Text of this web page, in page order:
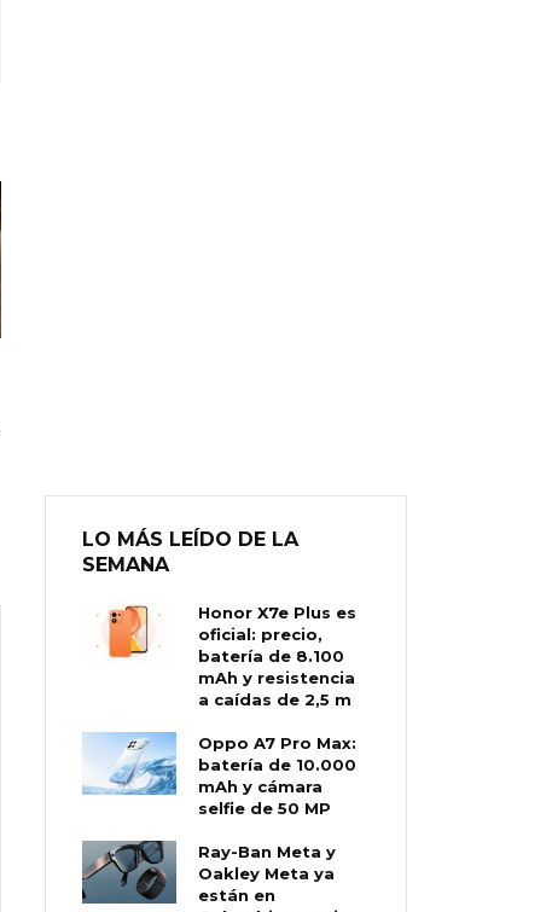
LO MÁS LEÍDO DE LA
SEMANA
Honor X7e Plus es
oficial: precio,
batería de 8.100
mAh y resistencia
a caídas de 2,5 m
Oppo A7 Pro Max:
batería de 10.000
mAh y cámara
selfie de 50 MP
Ray-Ban Meta y
Oakley Meta ya
están en